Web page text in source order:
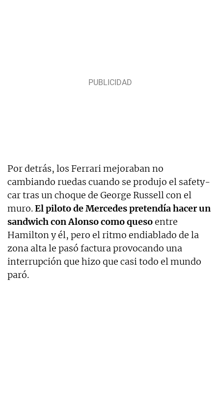
Por detrás, los Ferrari mejoraban no
cambiando ruedas cuando se produjo el safety-
car tras un choque de George Russell con el
muro.El piloto de Mercedes pretendía hacer un
sandwich con Alonso como quesoentre
Hamilton y él, pero el ritmo endiablado de la
zona alta le pasó factura provocando una
interrupción que hizo que casi todo el mundo
paró.